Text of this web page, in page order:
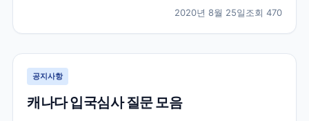
60개 2~3개월 90개 3~4개월 120개 4개월 초과 150개
※마스크...
2020년 8월 25일조회 470
공지사항
캐나다 입국심사 질문 모음